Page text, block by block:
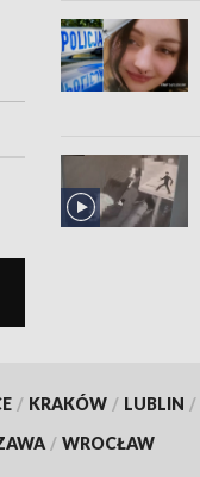
/ KRAKÓW / LUBLIN /
/ WROCŁAW